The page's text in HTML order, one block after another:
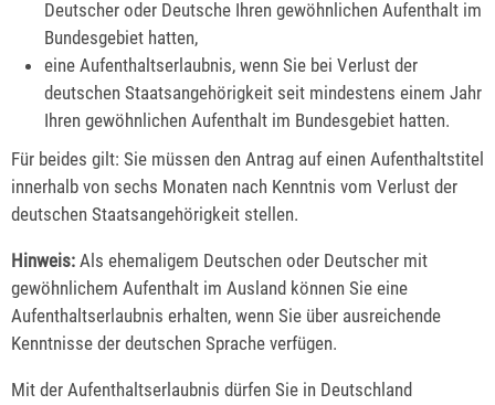
Deutscher oder Deutsche Ihren gewöhnlichen Aufenthalt im
Bundesgebiet hatten,
eine Aufenthaltserlaubnis, wenn Sie bei Verlust der
deutschen Staatsangehörigkeit seit mindestens einem Jahr
Ihren gewöhnlichen Aufenthalt im Bundesgebiet hatten.
Für beides gilt: Sie müssen den Antrag auf einen Aufenthaltstitel
innerhalb von sechs Monaten nach Kenntnis vom Verlust der
deutschen Staatsangehörigkeit stellen.
Hinweis: Als ehemaligem Deutschen oder Deutscher mit
gewöhnlichem Aufenthalt im Ausland können Sie eine
Aufenthaltserlaubnis erhalten, wenn Sie über ausreichende
Kenntnisse der deutschen Sprache verfügen.
Mit der Aufenthaltserlaubnis dürfen Sie in Deutschland